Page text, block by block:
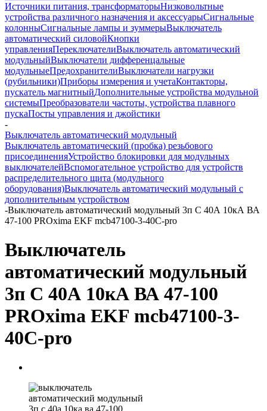
Источники питания, трансформаторыНизковольтные
устройства различного назначения и аксессуарыСигнальные
колонныСигнальные лампы и зуммерыВыключатель
автоматический силовойКнопки
управленияПереключателиВыключатель автоматический
модульныйВыключатели дифференцальные
модульныеПредохранителиВыключатели нагрузки
(рубильники)Приборы измерения и учетаКонтакторы,
пускатель магнитныйДополнительные устройства модульной
системыПреобразователи частоты, устройства плавного
пускаПосты управления и джойстики
-
Выключатель автоматический модульный
Выключатель автоматический (пробка) резьбового
присоединенияУстройство блокировки для модульных
выключателейВспомогательное устройство для устройств
распределительного щита (модульного
оборудования)Выключатель автоматический модульный с
дополнительным устройством
-Выключатель автоматический модульный 3п C 40А 10кА ВА
47-100 PROxima EKF mcb47100-3-40C-pro
Выключатель
автоматический модульный
3п C 40А 10кА ВА 47-100
PROxima EKF mcb47100-3-
40C-pro